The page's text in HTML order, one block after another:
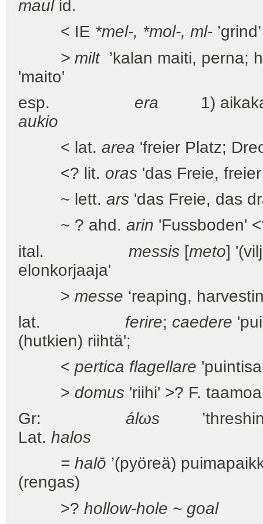
maulid.
< IE *mel-, *mol-, ml-
> milt’kalan maiti, perna;
'maito'
esp. era 1)
aukio
< lat. area 'freier Platz;
<? lit. oras 'das Freie,
~ lett. ars 'das Freie, das
~ ? ahd. arin 'Fussboden'
ital. messis [meto]
elonkorjaaja'
> messe ‘reaping,
lat. ferire; caedere
(hutkien) riihtä';
< pertica flagellare
> domus 'riihi' >? F.
Gr: álωs ’threshing-
Lat. halos
= halō ’(pyöreä)
(rengas)
>? hollow-hole ~ goal